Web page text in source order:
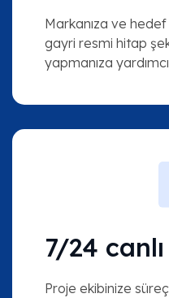
Markanıza ve
gayri resmi hitap
yapmanıza
7/24
Proje ekibinize